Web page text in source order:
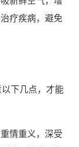
疗疾病，避免
下几点，才能
情重义，深受